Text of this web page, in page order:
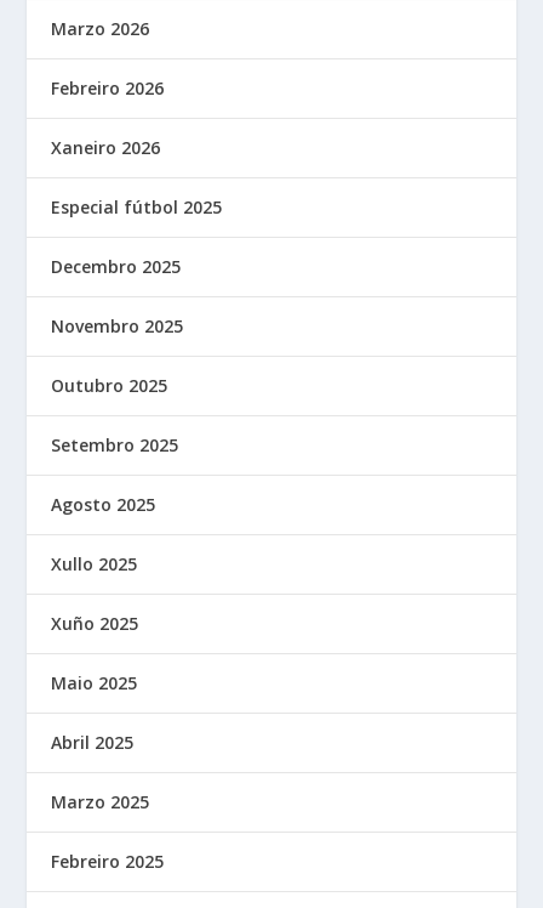
Marzo 2026
Febreiro 2026
Xaneiro 2026
Especial fútbol 2025
Decembro 2025
Novembro 2025
Outubro 2025
Setembro 2025
Agosto 2025
Xullo 2025
Xuño 2025
Maio 2025
Abril 2025
Marzo 2025
Febreiro 2025